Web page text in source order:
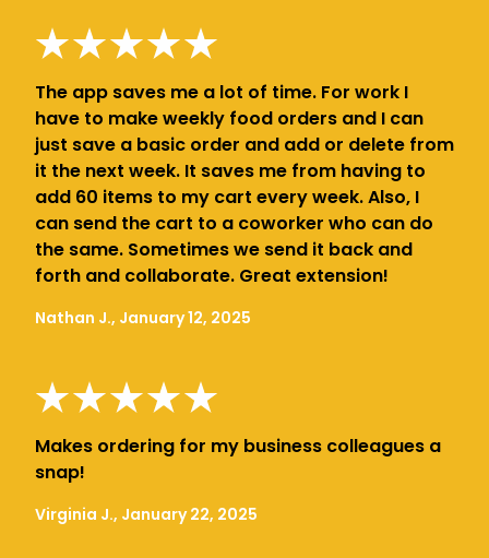
The app saves me a lot of time. For work I
have to make weekly food orders and I can
just save a basic order and add or delete from
it the next week. It saves me from having to
add 60 items to my cart every week. Also, I
can send the cart to a coworker who can do
the same. Sometimes we send it back and
forth and collaborate. Great extension!
Nathan J., January 12, 2025
Makes ordering for my business colleagues a
snap!
Virginia J., January 22, 2025